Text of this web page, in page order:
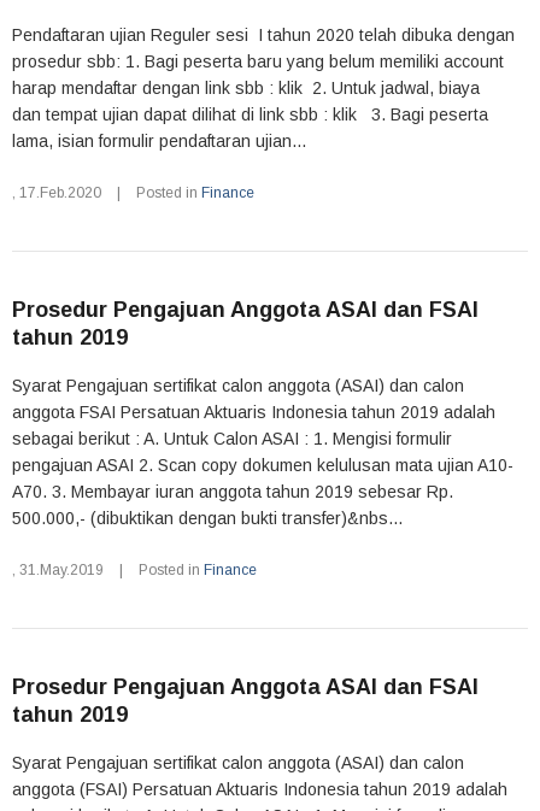
Pendaftaran ujian Reguler sesi I tahun 2020 telah dibuka dengan
prosedur sbb: 1. Bagi peserta baru yang belum memiliki account
harap mendaftar dengan link sbb : klik 2. Untuk jadwal, biaya
dan tempat ujian dapat dilihat di link sbb : klik 3. Bagi peserta
lama, isian formulir pendaftaran ujian...
, 17.Feb.2020 Posted in Finance
Prosedur Pengajuan Anggota ASAI dan FSAI
tahun 2019
Syarat Pengajuan sertifikat calon anggota (ASAI) dan calon
anggota FSAI Persatuan Aktuaris Indonesia tahun 2019 adalah
sebagai berikut : A. Untuk Calon ASAI : 1. Mengisi formulir
pengajuan ASAI 2. Scan copy dokumen kelulusan mata ujian A10-
A70. 3. Membayar iuran anggota tahun 2019 sebesar Rp.
500.000,- (dibuktikan dengan bukti transfer)&nbs...
, 31.May.2019 Posted in Finance
Prosedur Pengajuan Anggota ASAI dan FSAI
tahun 2019
Syarat Pengajuan sertifikat calon anggota (ASAI) dan calon
anggota (FSAI) Persatuan Aktuaris Indonesia tahun 2019 adalah